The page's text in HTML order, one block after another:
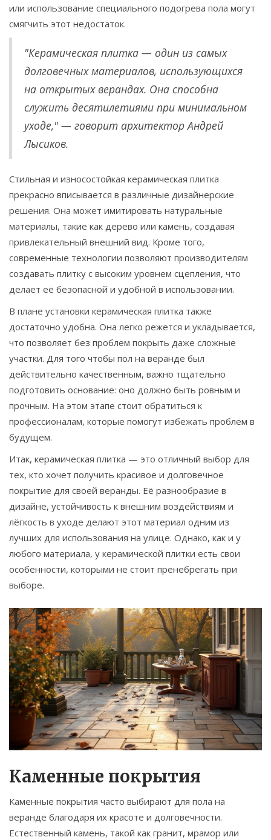
или использование специального подогрева пола могут
смягчить этот недостаток.
"Керамическая плитка — один из самых
долговечных материалов, использующихся
на открытых верандах. Она способна
служить десятилетиями при минимальном
уходе," — говорит архитектор Андрей
Лысиков.
Стильная и износостойкая керамическая плитка
прекрасно вписывается в различные дизайнерские
решения. Она может имитировать натуральные
материалы, такие как дерево или камень, создавая
привлекательный внешний вид. Кроме того,
современные технологии позволяют производителям
создавать плитку с высоким уровнем сцепления, что
делает её безопасной и удобной в использовании.
В плане установки керамическая плитка также
достаточно удобна. Она легко режется и укладывается,
что позволяет без проблем покрыть даже сложные
участки. Для того чтобы пол на веранде был
действительно качественным, важно тщательно
подготовить основание: оно должно быть ровным и
прочным. На этом этапе стоит обратиться к
профессионалам, которые помогут избежать проблем в
будущем.
Итак, керамическая плитка — это отличный выбор для
тех, кто хочет получить красивое и долговечное
покрытие для своей веранды. Её разнообразие в
дизайне, устойчивость к внешним воздействиям и
лёгкость в уходе делают этот материал одним из
лучших для использования на улице. Однако, как и у
любого материала, у керамической плитки есть свои
особенности, которыми не стоит пренебрегать при
выборе.
Каменные покрытия
Каменные покрытия часто выбирают для пола на
веранде благодаря их красоте и долговечности.
Естественный камень, такой как гранит, мрамор или